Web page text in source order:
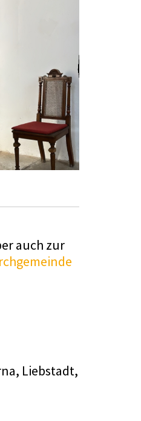
auch zur
Liebstadt,